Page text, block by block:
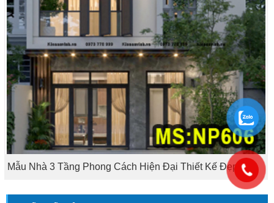
Mẫu Nhà 3 Tầng Phong Cách Hiện Đại Thiết Kế Đẹp